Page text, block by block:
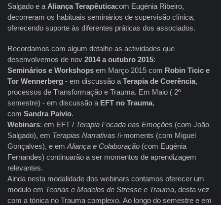
Salgado e a Aliança Terapêuticacom Eugénia Ribeiro,
decorreram os habituais seminários de supervisão clínica,
oferecendo suporte às diferentes práticas dos associados.
Recordamos com algum detalhe as actividades que
desenvolvemos de nov 2014 a outubro 2015:
Seminários e Workshops em Março 2015 com Robin Ticic e
Tor Wennerberg - em discussão a Terapia de Coerência,
processos de Transformação e Trauma. Em Maio ( 2º
semestre) - em discussão a EFT no Trauma,
com Sandra Paivio.
Webinars: em EFT / Terapia Focada nas Emoções (com João
Salgado), em Terapias Narrativas /i-moments (com Miguel
Gonçalves), e em Aliança e Colaboração (com Eugénia
Fernandes) continuarão a ser momentos de aprendizagem
relevantes.
Ainda nesta modalidade dos webinars contamos oferecer um
modulo em Teorias e Modelos de Stresse e Trauma, desta vez
com a tónica no Trauma complexo. Ao longo do semestre e em